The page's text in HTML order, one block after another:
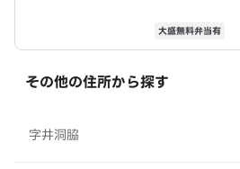
大盛無料弁当有
その他の住所から探す
字井洞脇